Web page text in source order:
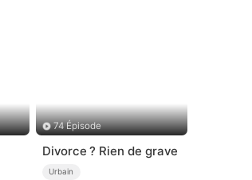
74 Épisode
Divorce ? Rien de grave
Urbain